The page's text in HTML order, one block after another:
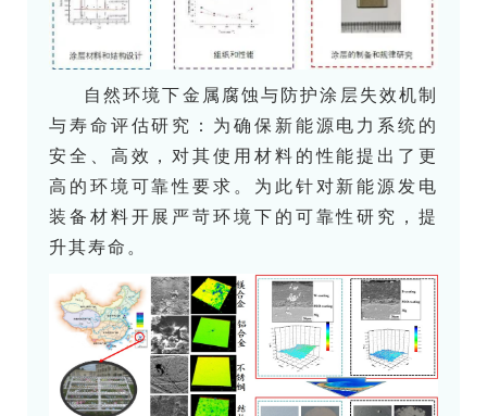
自然环境下金属腐蚀与防护涂层失效机制
与寿命评估研究：为确保新能源电力系统的
安全、高效，对其使用材料的性能提出了更
高的环境可靠性要求。为此针对新能源发电
装备材料开展严苛环境下的可靠性研究，提
升其寿命。